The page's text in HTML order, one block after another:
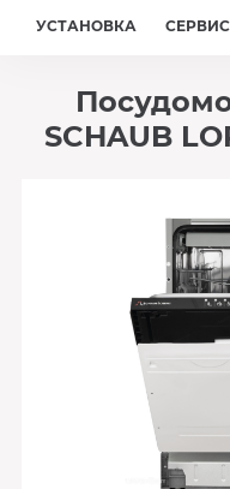
УСТАНОВКА СЕРВИС
SCHAUB